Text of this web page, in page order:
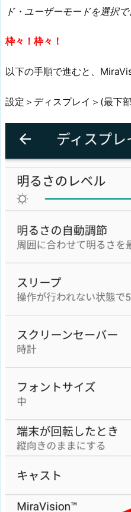
ド・ユーザーモードを選択で
枠々！枠々！
以下の手順で進むと、
設定＞ディスプレイ＞(最下